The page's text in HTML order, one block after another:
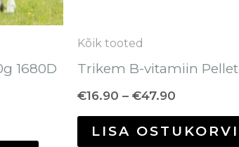
1680D
teha
Kõik tooted
Trikem B-vitamiin Pellet
€16.90 – €47.90
LISA OSTUKORVI